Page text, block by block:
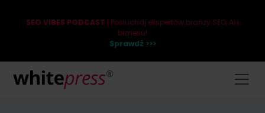
SEO VIBES PODCAST | Posłuchaj ekspertów branży SEO, AI i
biznesu!
Sprawdź >>>